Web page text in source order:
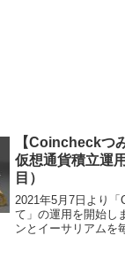
【Coincheckつ
仮想通貨積立運
目）
2021年5月7日より
て」の運用を開始し
ンとイーサリアムを